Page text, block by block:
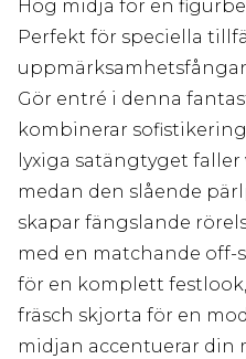
Hög midja för en
Perfekt för speciella
Gör entré i denna
kombinerar
lyxiga satängtyget
medan den slående
skapar fängslande
med en matchande off-
för en komplett
fräsch skjorta för en
midjan accentuerar din